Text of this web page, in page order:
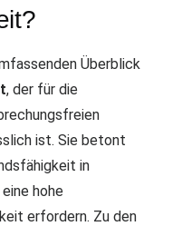
Überblick
, der für die
ist. Sie betont
in
hohe
erfordern. Zu den